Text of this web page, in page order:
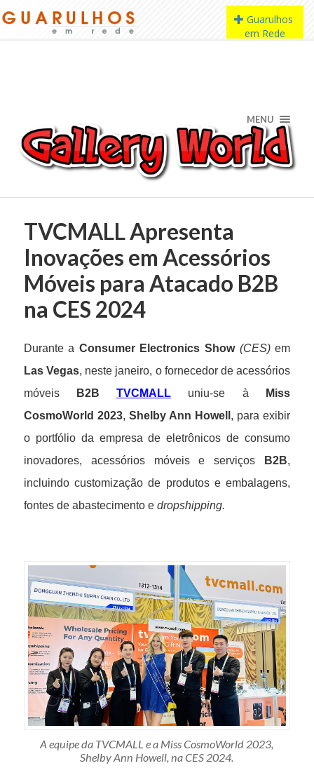
MENU
TVCMALL Apresenta
Inovações em Acessórios
Móveis para Atacado B2B
na CES 2024
Durante a Consumer Electronics Show (CES)em
Las Vegas, neste janeiro, o fornecedor de acessórios
móveis
B2B TVCMALLuniu-se à
Miss
CosmoWorld 2023, Shelby Ann Howell , para exibir
o portfólio da empresa de eletrônicos de consumo
inovadores, acessórios móveis e serviços
B2B,
incluindo customização de produtos e embalagens,
fontes de abastecimento e dropshipping.
A equipe da TVCMALL e a Miss CosmoWorld 2023,
Shelby Ann Howell, na CES 2024.